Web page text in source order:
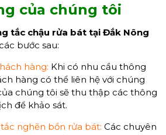
của chúng tôi
tắc chậu rửa bát tại Đắk Nông
bước sau:
hàng: Khi có nhu cầu thông
hàng có thể liên hệ với chúng
chúng tôi sẽ thu thập các thông
để khảo sát.
nghẽn bồn rửa bát: Các chuyên